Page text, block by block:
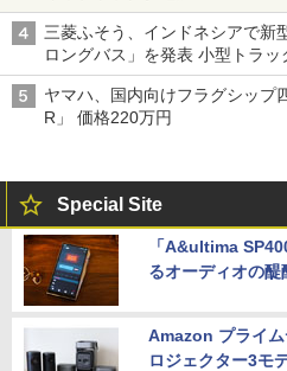
三菱ふそう、インドネシアで新
ロングバス」を発表 小型トラッ
バス
ヤマハ、国内向けフラグシップ
R」 価格220万円
Special Site
「A&ultima
るオーディオの醍
Amazon プライ
ロジェクター3モ